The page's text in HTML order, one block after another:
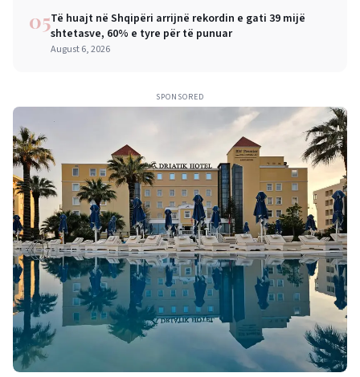
05Të huajt në Shqipëri arrijnë rekordin e gati 39 mijë
shtetasve, 60% e tyre për të punuar
August 6, 2026
SPONSORED